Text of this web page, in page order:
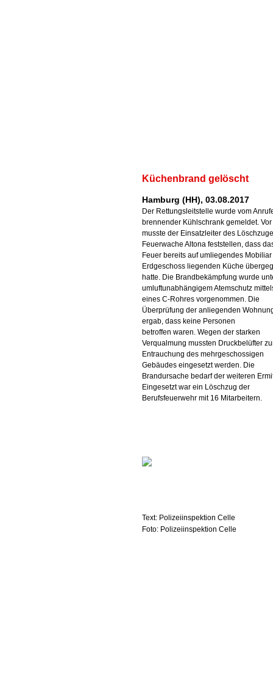
Küchenbrand gelöscht
Hamburg (HH), 03.08.2017
Der Rettungsleitstelle wurde vom
brennender Kühlschrank gemeldet. Vor
musste der Einsatzleiter des
Feuerwache Altona feststellen, dass
Feuer bereits auf umliegendes
Erdgeschoss liegenden Küche
hatte. Die Brandbekämpfung wurde
umluftunabhängigem Atemschutz
eines C-Rohres vorgenommen. Die
Überprüfung der anliegenden
ergab, dass keine Personen
betroffen waren. Wegen der starken
Verqualmung mussten Druckbelüfter
Entrauchung des mehrgeschossigen
Gebäudes eingesetzt werden. Die
Brandursache bedarf der weiteren
Eingesetzt war ein Löschzug der
Berufsfeuerwehr mit 16 Mitarbeitern.
Text: Polizeiinspektion Celle
Foto: Polizeiinspektion Celle